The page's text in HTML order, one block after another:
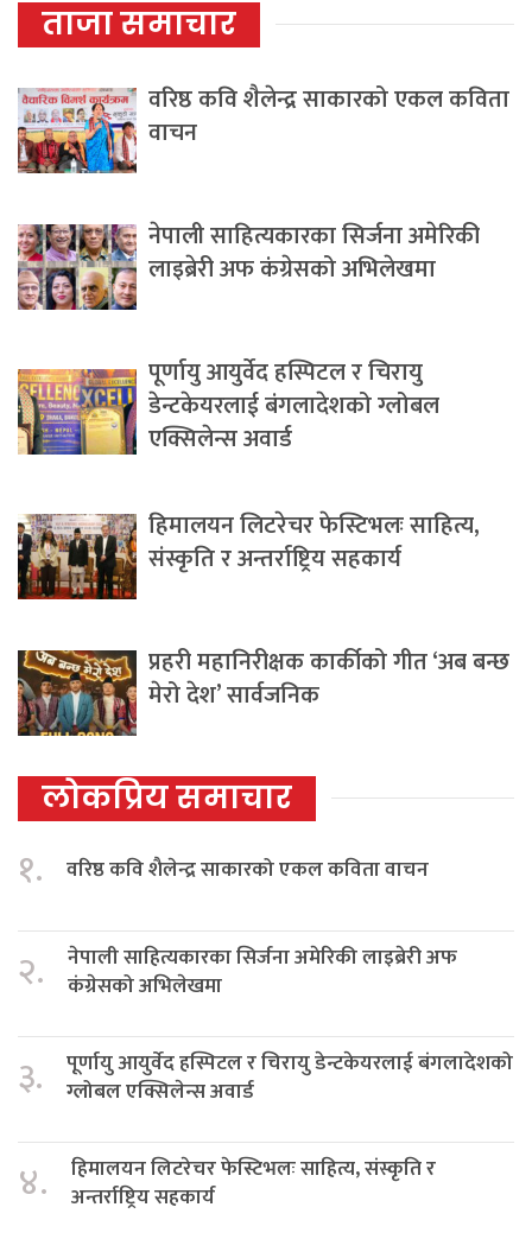
ताजा समाचार
वरिष्ठ कवि शैलेन्द्र साकारको एकल कविता
वाचन
नेपाली साहित्यकारका सिर्जना अमेरिकी
लाइब्रेरी अफ कंग्रेसको अभिलेखमा
पूर्णायु आयुर्वेद हस्पिटल र चिरायु
डेन्टकेयरलाई बंगलादेशको ग्लोबल
एक्सिलेन्स अवार्ड
हिमालयन लिटरेचर फेस्टिभलः साहित्य,
संस्कृति र अन्तर्राष्ट्रिय सहकार्य
प्रहरी महानिरीक्षक कार्कीको गीत ‘अब बन्छ
मेरो देश’ सार्वजनिक
लोकप्रिय समाचार
१. वरिष्ठ कवि शैलेन्द्र साकारको एकल कविता वाचन
२.
नेपाली साहित्यकारका सिर्जना अमेरिकी लाइब्रेरी अफ
कंग्रेसको अभिलेखमा
३.
पूर्णायु आयुर्वेद हस्पिटल र चिरायु डेन्टकेयरलाई बंगलादेशको
ग्लोबल एक्सिलेन्स अवार्ड
४.
हिमालयन लिटरेचर फेस्टिभलः साहित्य, संस्कृति र
अन्तर्राष्ट्रिय सहकार्य